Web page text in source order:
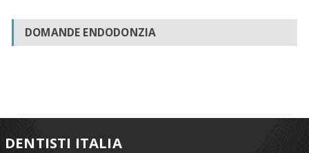
DOMANDE ENDODONZIA
DENTISTI ITALIA